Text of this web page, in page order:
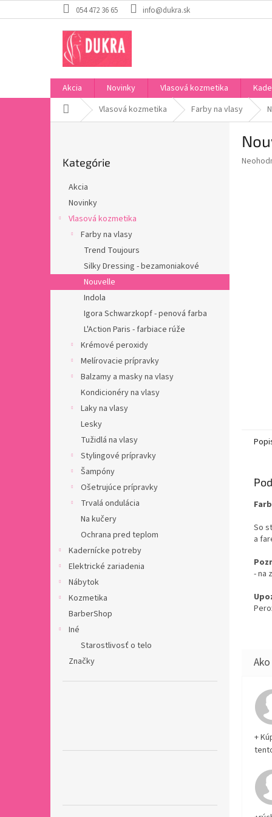
na
054 472 36 65 info@dukra.sk
Akcia Novinky Vlasová kozmetika
DomovVlasová kozmetika Farby na vlasy
kategórie
Kategórie
Akcia
Novinky
Vlasová kozmetika
Farby na vlasy
Trend Toujours
Silky Dressing - bezamoniakové
Nouvelle
Indola
Igora Schwarzkopf - penová farba
L'Action Paris - farbiace rúže
Krémové peroxidy
Melírovacie prípravky
Balzamy a masky na vlasy
Kondicionéry na vlasy
Laky na vlasy
Lesky
Tužidlá na vlasy
Stylingové prípravky
Šampóny
Ošetrujúce prípravky
Trvalá ondulácia
Na kučery
Ochrana pred teplom
Kadernícke potreby
Elektrické zariadenia
Nábytok
Kozmetika
BarberShop
Iné
Starostlivosť o telo
Značky
So
a
- na
+